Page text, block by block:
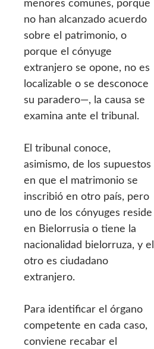
no han alcanzado acuerdo
sobre el patrimonio, o
porque el cónyuge
extranjero se opone, no es
localizable o se desconoce
su paradero—, la causa se
examina ante el tribunal.
El tribunal conoce,
asimismo, de los supuestos
en que el matrimonio se
inscribió en otro país, pero
uno de los cónyuges reside
en Bielorrusia o tiene la
nacionalidad bielorruza, y el
otro es ciudadano
extranjero.
Para identificar el órgano
competente en cada caso,
conviene recabar el